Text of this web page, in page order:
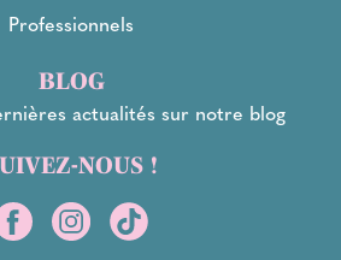
Professionnels
BLOG
actualités sur notre blog
NOUS !